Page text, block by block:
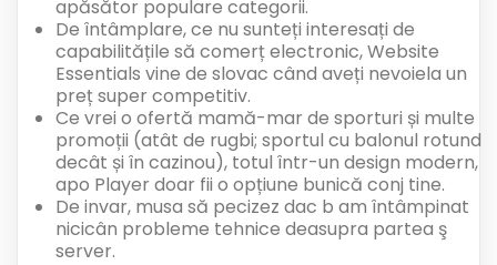
apăsător populare categorii.
De întâmplare, ce nu sunteți interesați de
capabilitățile să comerț electronic, Website
Essentials vine de slovac când aveți nevoiela un
preț super competitiv.
Ce vrei o ofertă mamă-mar de sporturi și multe
promoții (atât de rugbi; sportul cu balonul rotund
decât și în cazinou), totul într-un design modern,
apo Player doar fii o opțiune bunică conj tine.
De invar, musa să pecizez dac b am întâmpinat
nicicân probleme tehnice deasupra partea ş
server.